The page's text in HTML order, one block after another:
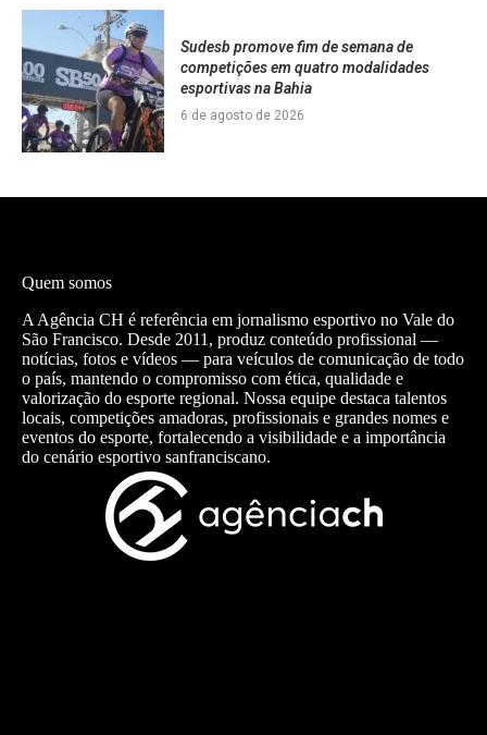
Sudesb promove fim de semana de
competições em quatro modalidades
esportivas na Bahia
6 de agosto de 2026
Quem somos
A Agência CH é referência em jornalismo esportivo no Vale do
São Francisco. Desde 2011, produz conteúdo profissional —
notícias, fotos e vídeos — para veículos de comunicação de todo
o país, mantendo o compromisso com ética, qualidade e
valorização do esporte regional. Nossa equipe destaca talentos
locais, competições amadoras, profissionais e grandes nomes e
eventos do esporte, fortalecendo a visibilidade e a importância
do cenário esportivo sanfranciscano.